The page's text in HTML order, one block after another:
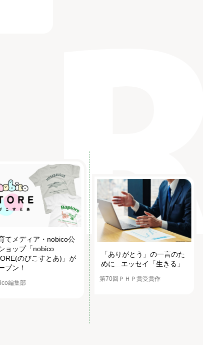
てメディア・nobico公
ョップ「nobico
のびこすとあ)」が
プン！
編集部
「ありがとう」の一言のた
めに...エッセイ「生きる」
第70回ＰＨＰ賞受賞作